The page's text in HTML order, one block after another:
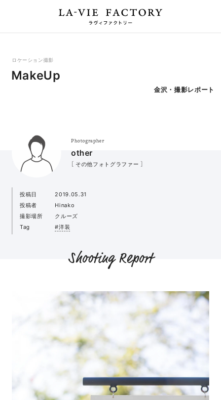
ロケーション撮影
MakeUp
金沢・撮影レポート
Photographer
other
［ その他フォトグラファー ］
投稿日
2019.05.31
投稿者
Hinako
撮影場所
クルーズ
Tag
#洋装
Shooting Report